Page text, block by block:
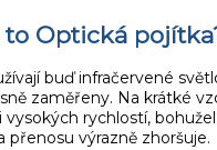
to Optická
buď infračervené
zaměřeny. Na krátké
rychlostí,
přenosu výrazně zhoršuje.